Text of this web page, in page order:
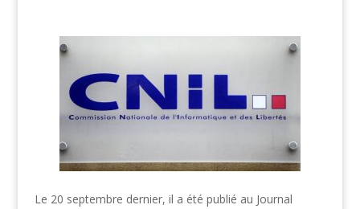
Le 20 septembre dernier, il a été publié au Journal